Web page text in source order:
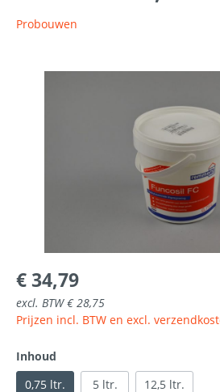
Probouwen
€ 34,79
excl. BTW € 28,75
Prijzen incl. BTW en excl.
Inhoud
0,75 ltr.
5 ltr. 12,5 ltr.